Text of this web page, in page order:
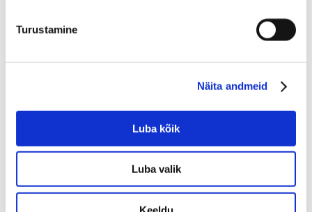
Turustamine
Näita andmeid
Luba kõik
Luba valik